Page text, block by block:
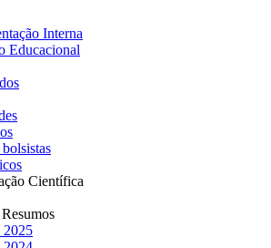
Interna
Educacional
Científica
2025